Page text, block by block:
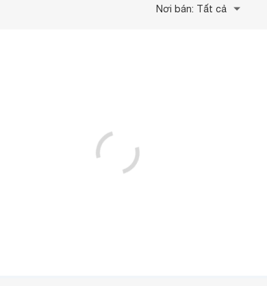
Nơi bán: Tất cả